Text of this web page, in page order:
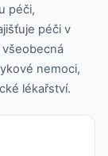
péči,
péči v
nemoci,
lékařství.